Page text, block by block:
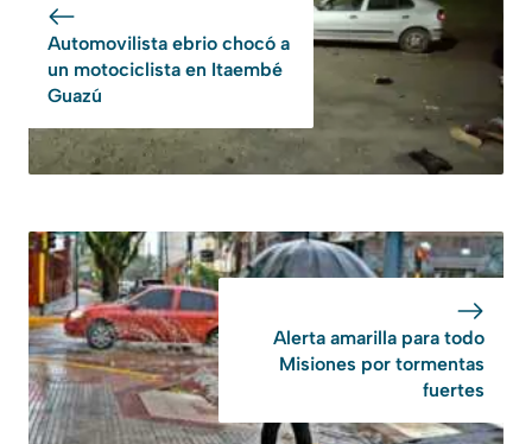
Automovilista ebrio chocó a
un motociclista en Itaembé
Guazú
Alerta amarilla para todo
Misiones por tormentas
fuertes